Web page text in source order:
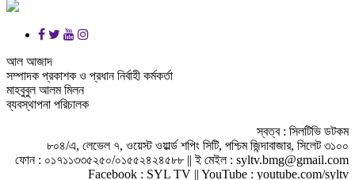
আল আজাদ
সম্পাদক প্রকাশক ও প্রধান নির্বাহী কর্মকর্তা
মাহবুবুল আলম মিলন
ব্যবস্থাপনা পরিচালক
স্বত্ব : সিলটিভি ডটকম
৮০৪/এ, লেভেল ৭, ওয়েস্ট ওয়ার্ল্ড শপিং সিটি, পশ্চিম জিন্দাবাজার, সিলেট ৩১০০
ফোন : ০১৭১১৩৩৫২৫০/০১৫৫২৪২৪৫৮৮ || ই মেইল : syltv.bmg@gmail.com
Facebook : SYL TV || YouTube : youtube.com/syltv